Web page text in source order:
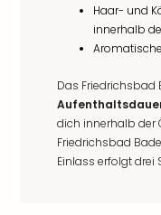
Haar- und
innerhalb
Das Friedrichsbad
dich innerhalb der
Friedrichsbad
Einlass erfolgt drei